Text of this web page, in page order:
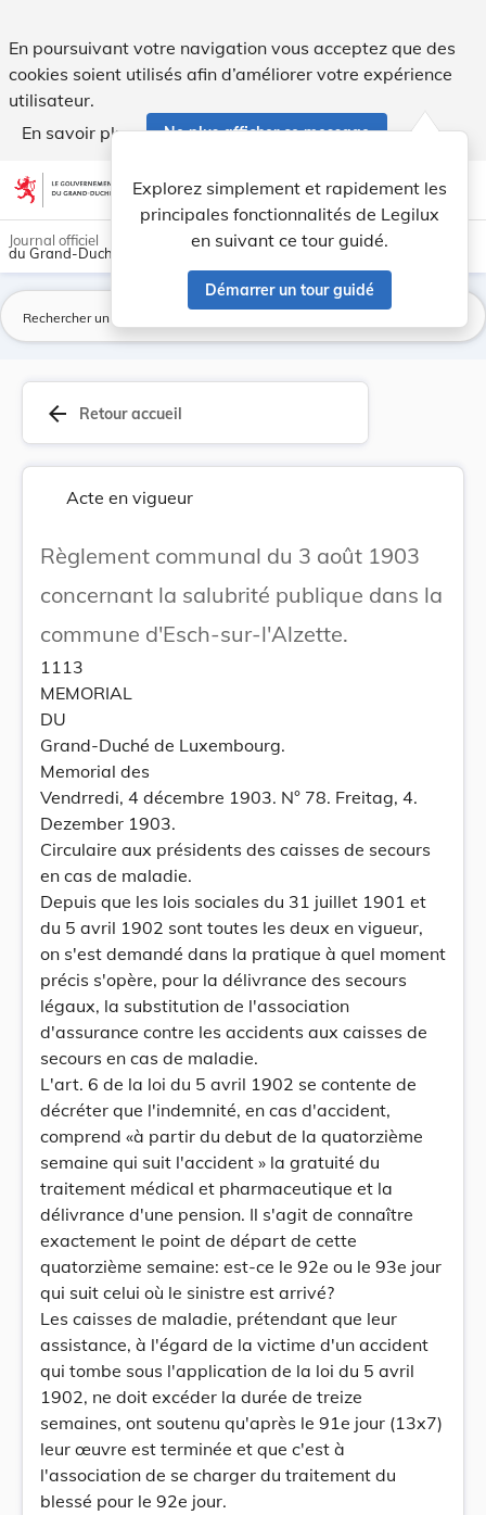
En poursuivant votre navigation vous acceptez que des
cookies soient utilisés afin d’améliorer votre expérience
utilisateur.
En savoir plus
Ne plus afficher ce message
Aller au contenu account_circle help Aide
Explorez simplement et rapidement les
principales fonctionnalités de Legilux
en suivant ce tour guidé.
Démarrer un tour guidé
light_mode dark_mode
Journal officiel
du Grand-Duché de Luxembourg
arrow_back Retour accueil
Acte en vigueur
Règlement communal du 3 août 1903
concernant la salubrité publique dans la
commune d'Esch-sur-l'Alzette.
1113
MEMORIAL
DU
Grand-Duché de Luxembourg.
Memorial des
Vendrredi, 4 décembre 1903. N° 78. Freitag, 4.
Dezember 1903.
Circulaire aux présidents des caisses de secours
en cas de maladie.
Depuis que les lois sociales du 31 juillet 1901 et
du 5 avril 1902 sont toutes les deux en vigueur,
on s'est demandé dans la pratique à quel moment
précis s'opère, pour la délivrance des secours
légaux, la substitution de l'association
d'assurance contre les accidents aux caisses de
secours en cas de maladie.
L'art. 6 de la loi du 5 avril 1902 se contente de
décréter que l'indemnité, en cas d'accident,
comprend «à partir du debut de la quatorzième
semaine qui suit l'accident » la gratuité du
traitement médical et pharmaceutique et la
délivrance d'une pension. Il s'agit de connaître
exactement le point de départ de cette
quatorzième semaine: est-ce le 92e ou le 93e jour
qui suit celui où le sinistre est arrivé?
Les caisses de maladie, prétendant que leur
assistance, à l'égard de la victime d'un accident
qui tombe sous l'application de la loi du 5 avril
1902, ne doit excéder la durée de treize
semaines, ont soutenu qu'après le 91e jour (13x7)
leur œuvre est terminée et que c'est à
l'association de se charger du traitement du
blessé pour le 92e jour.